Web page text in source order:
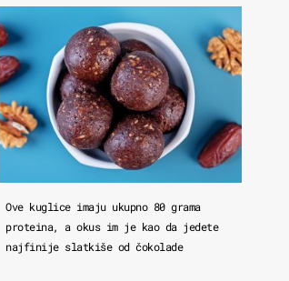
Ove kuglice imaju ukupno 80 grama
proteina, a okus im je kao da jedete
najfinije slatkiše od čokolade